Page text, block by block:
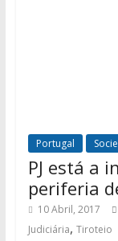
Portugal
PJ está a
periferia
10 Abril, 2017
Judiciária, Tiroteio